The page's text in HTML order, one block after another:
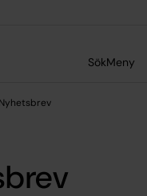
SökMeny